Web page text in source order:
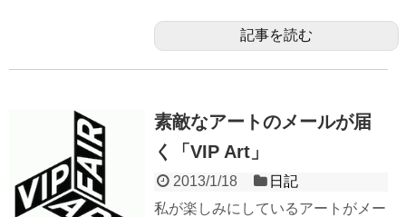
記事を読む
素敵なアートのメールが届
く「VIP Art」
2013/1/18
日記
私が楽しみにしているアートがメー